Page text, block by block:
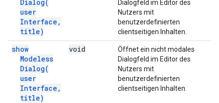
Dialog(
user
Interface ,
title)
Dialogfeld im Editor des
Nutzers mit
benutzerdefinierten
clientseitigen Inhalten.
show
Modeless
Dialog(
user
Interface ,
title)
void
Öffnet ein nicht modales
Dialogfeld im Editor des
Nutzers mit
benutzerdefinierten
clientseitigen Inhalten.